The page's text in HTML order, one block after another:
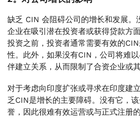
缺乏 CIN 会阻碍公司的增长和发展。
企业在吸引潜在投资者或获得贷款方
投资之前，投资者通常需要有效的
性。此外，如果没有CIN，公司将难
伴建立关系，从而限制了合资企业或
对于考虑向印度扩张或寻求在印度建
乏CIN是增长的主要障碍。没有它，
誉，因此很难有效运营或与正式注册的